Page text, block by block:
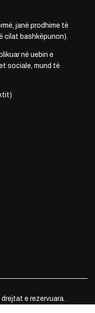
janë prodhime të
cilat bashkëpunon).
në uebin e
sociale, mund të
e rezervuara.